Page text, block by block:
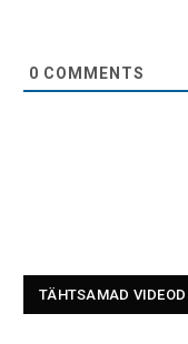
0 COMMENTS
TÄHTSAMAD VIDEOD